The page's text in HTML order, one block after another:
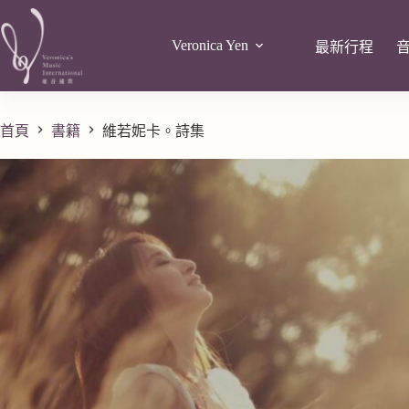
Veronica Yen 最新行程
首頁 書籍 維若妮卡。詩集